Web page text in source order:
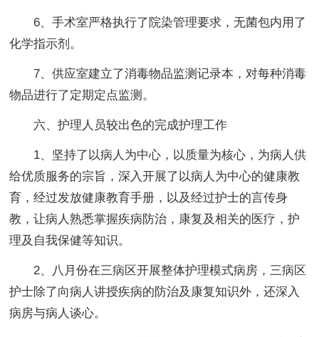
6、手术室严格执行了院染管理要求，无菌包内用了
化学指示剂。
7、供应室建立了消毒物品监测记录本，对每种消毒
物品进行了定期定点监测。
六、护理人员较出色的完成护理工作
1、坚持了以病人为中心，以质量为核心，为病人供
给优质服务的宗旨，深入开展了以病人为中心的健康教
育，经过发放健康教育手册，以及经过护士的言传身
教，让病人熟悉掌握疾病防治，康复及相关的医疗，护
理及自我保健等知识。
2、八月份在三病区开展整体护理模式病房，三病区
护士除了向病人讲授疾病的防治及康复知识外，还深入
病房与病人谈心。